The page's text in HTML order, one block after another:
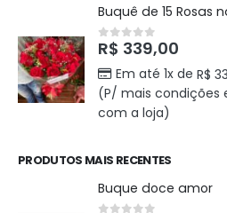
Buquê de 15 Rosas
0out of 5
R$ 339,00
Em até 1x de R$
(P/ mais
com a loja)
PRODUTOS MAIS RECENTES
Buque doce amor